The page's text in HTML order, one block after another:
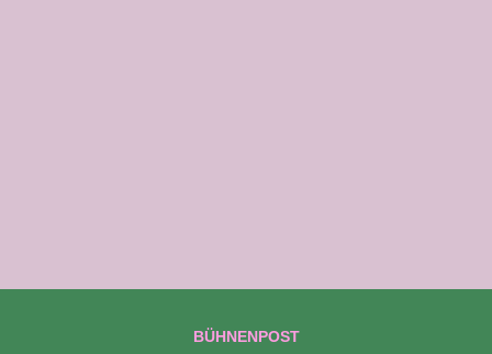
BÜHNENPOST